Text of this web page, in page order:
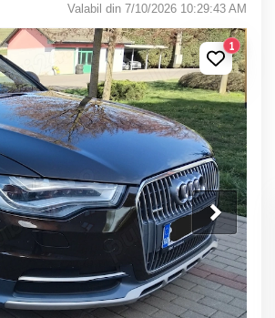
Valabil din 7/10/2026 10:29:43 AM
1